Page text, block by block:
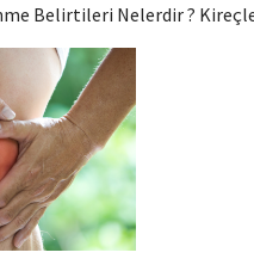
Belirtileri Nelerdir ?